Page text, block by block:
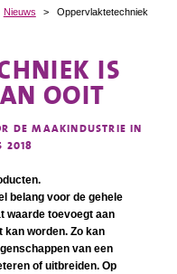
Nieuws >
Oppervlaktetechniek
IS
OOIT
DE MAAKINDUSTRIE IN
2018
belang voor de gehele
waarde toevoegt aan
worden. Zo kan
van een
of uitbreiden. Op